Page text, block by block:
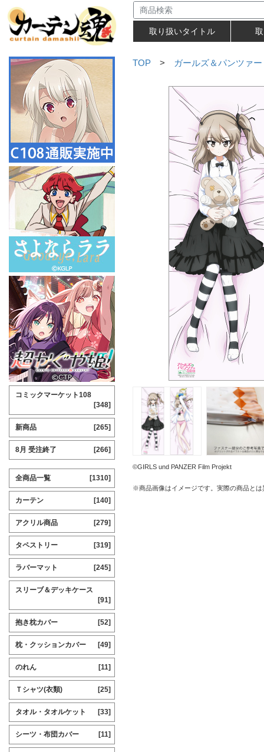
取り扱いタイトル
TOP > ガールズ＆パンツァ
©GIRLS und PANZER Film Projekt
※商品画像はイメージです。実際の商品と
コミックマーケット108
[348]
新商品 [265]
8月 受注終了 [266]
全商品一覧 [1310]
カーテン [140]
アクリル商品 [279]
タペストリー [319]
ラバーマット [245]
スリーブ＆デッキケース
[91]
抱き枕カバー [52]
枕・クッションカバー [49]
のれん [11]
Ｔシャツ(衣類) [25]
タオル・タオルケット [33]
シーツ・布団カバー [11]